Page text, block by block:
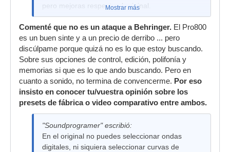
pero mejoras respecto al original.
Mostrar más
Comenté que no es un ataque a Behringer. El Pro800
es un buen sinte y a un precio de derribo ... pero
discúlpame porque quizá no es lo que estoy buscando.
Sobre sus opciones de control, edición, polifonía y
memorias si que es lo que ando buscando. Pero en
cuanto a sonido, no termina de convencerme. Por eso
insisto en conocer tu/vuestra opinión sobre los
presets de fábrica o video comparativo entre ambos.
"Soundprogramer" escribió:
En el original no puedes seleccionar ondas
digitales, ni siquiera seleccionar curvas de